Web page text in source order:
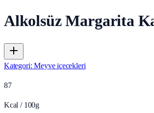
Alkolsüz Margarita
Kategori:Meyve içecekleri
87
Kcal / 100g